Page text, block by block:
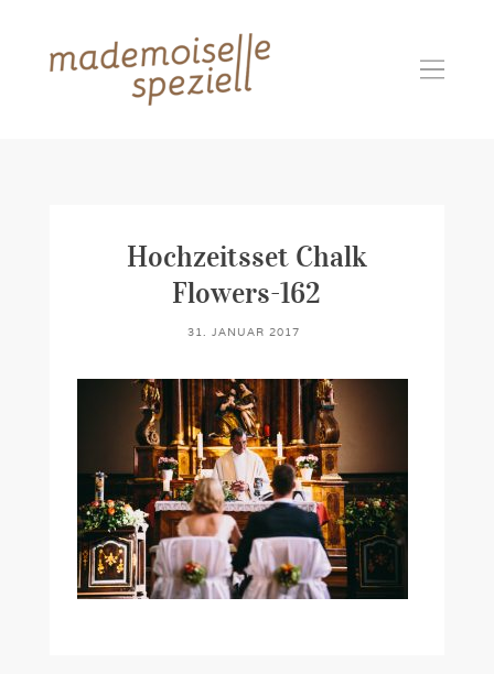
Hochzeitsset Chalk
Flowers-162
31. JANUAR 2017